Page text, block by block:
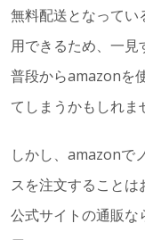
無料配送となってい
用できるため、一見
普段からamazonを
てしまうかもしれま
しかし、amazonで
スを注文することは
公式サイトの通販な